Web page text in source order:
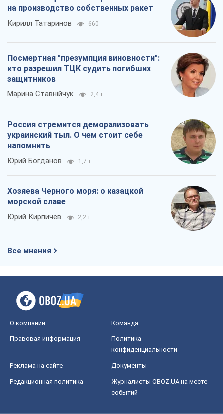
на производство собственных ракет
Кирилл Татаринов 660
Посмертная "презумпция виновности":
кто разрешил ТЦК судить погибших
защитников
Марина Ставнійчук 2,4 т.
Россия стремится деморализовать
украинский тыл. О чем стоит себе
напомнить
Юрий Богданов 1,7 т.
Хозяева Черного моря: о казацкой
морской славе
Юрий Кирпичев 2,2 т.
Все мнения
О компании Команда
Правовая информация
Политика
конфиденциальности
Реклама на сайте Документы
Редакционная политика
Журналисты OBOZ.UA на месте
событий